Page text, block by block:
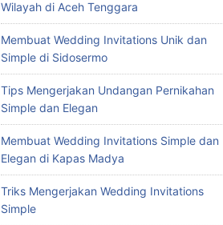
Wilayah di Aceh Tenggara
Membuat Wedding Invitations Unik dan
Simple di Sidosermo
Tips Mengerjakan Undangan Pernikahan
Simple dan Elegan
Membuat Wedding Invitations Simple dan
Elegan di Kapas Madya
Triks Mengerjakan Wedding Invitations
Simple